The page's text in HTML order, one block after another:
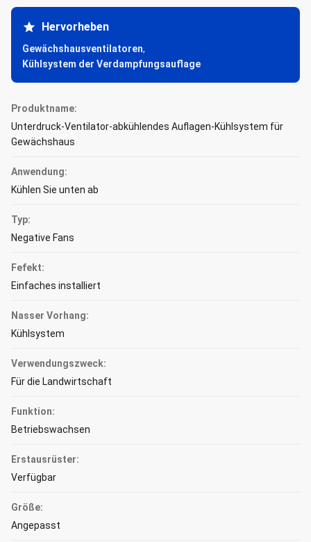
Hervorheben
Gewächshausventilatoren,
Kühlsystem der Verdampfungsauflage
Produktname:
Unterdruck-Ventilator-abkühlendes Auflagen-Kühlsystem für
Gewächshaus
Anwendung:
Kühlen Sie unten ab
Typ:
Negative Fans
Fefekt:
Einfaches installiert
Nasser Vorhang:
Kühlsystem
Verwendungszweck:
Für die Landwirtschaft
Funktion:
Betriebswachsen
Erstausrüster:
Verfügbar
Größe:
Angepasst